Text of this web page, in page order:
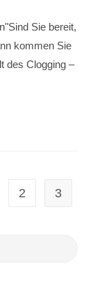
Sie bereit,
kommen Sie
des Clogging –
Seite
2 3